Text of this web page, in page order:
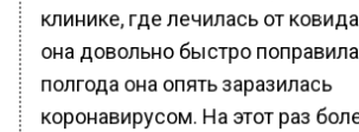
клинике, где лечилась от
она довольно быстро
полгода она опять заразилась
коронавирусом. На этот раз